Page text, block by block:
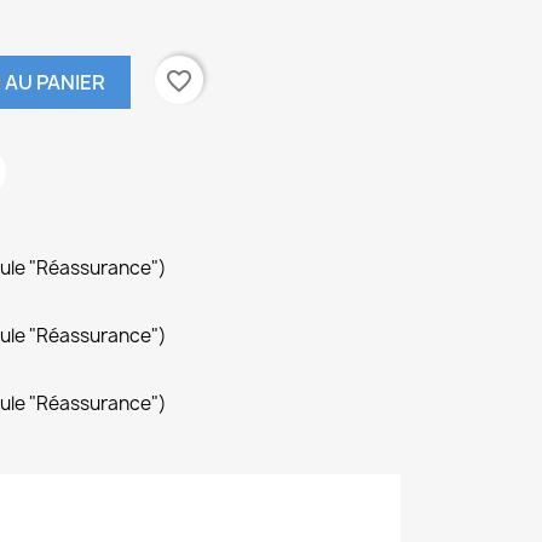
PANIER favorite_border
"Réassurance")
"Réassurance")
"Réassurance")